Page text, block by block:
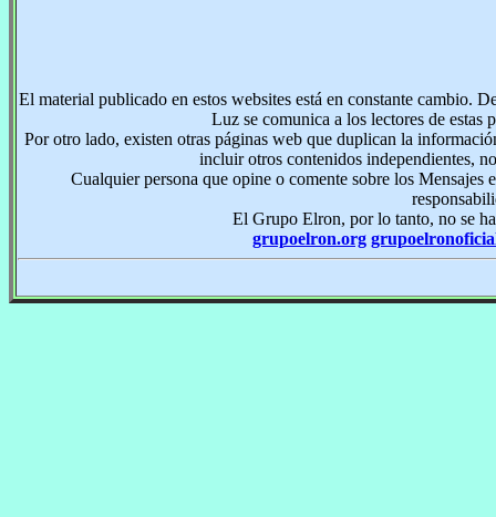
El material publicado en estos websites está en constante cambio.
Luz se comunica a los lectores de
Por otro lado, existen otras páginas web que duplican la
incluir otros contenidos independientes,
Cualquier persona que opine o comente sobre los Mensajes
El Grupo Elron, por lo tanto, no se
grupoelron.org